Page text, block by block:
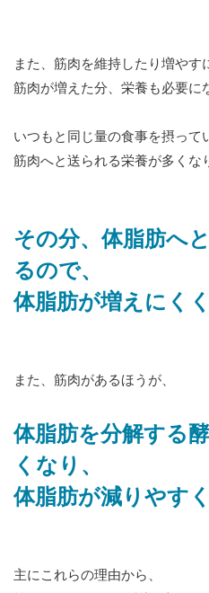
また、筋肉を維持したり増やす
筋肉が増えた分、栄養も必要に
いつもと同じ量の食事を摂って
筋肉へと送られる栄養が多くな
その分、体脂肪へ
るので、
体脂肪が増えにく
また、筋肉があるほうが、
体脂肪を分解する
くなり、
体脂肪が減りやす
主にこれらの理由から、